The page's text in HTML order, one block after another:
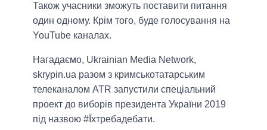
Також учасники зможуть поставити питання
один одному. Крім того, буде голосування на
YouTube каналах.
Нагадаємо, Ukrainian Media Network,
skrypin.ua разом з кримськотатарським
телеканалом ATR запустили спеціальний
проект до виборів президента України 2019
під назвою #Їхтребадебати.